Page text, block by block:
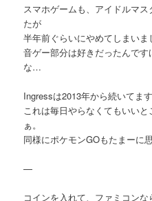
スマホゲームも、アイドルマ
たが
半年前ぐらいにやめてしまいま
音ゲー部分は好きだったんで
な…
Ingressは2013年から続いてます
これは毎日やらなくてもいい
ぁ。
同様にポケモンGOもたまーに
—
コインを入れて、ファミコンな